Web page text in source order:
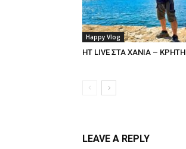
Happy Vlog
HT LIVE ΣΤΑ ΧΑΝΙΑ – ΚΡΗΤΗ
LEAVE A REPLY